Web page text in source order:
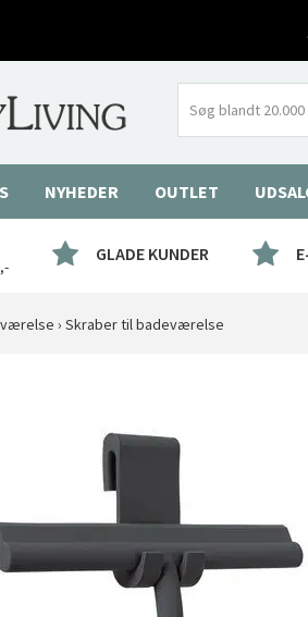
NYHEDER OUTLET
GLADE KUNDER
›Skraber til badeværelse